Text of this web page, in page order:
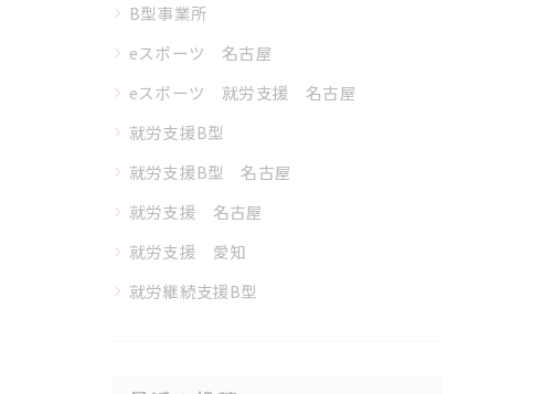
B型事業所
eスポーツ 名古屋
eスポーツ 就労支援 名古屋
就労支援B型
就労支援B型 名古屋
就労支援 名古屋
就労支援 愛知
就労継続支援B型